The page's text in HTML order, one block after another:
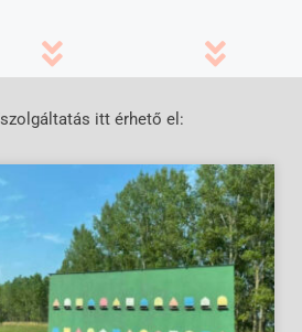
itt érhető el: